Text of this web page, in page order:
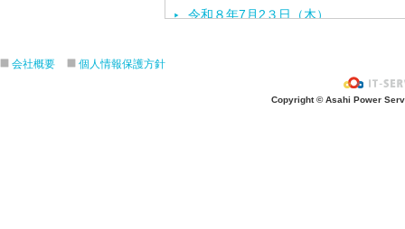
令和８年7月2３日（木）
令和８年7月16日（木）
会社概要 個人情報保護方針
Copyright © Asahi Power